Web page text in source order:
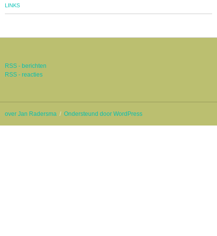
LINKS
RSS - berichten
RSS - reacties
over Jan Radersma Ondersteund door WordPress